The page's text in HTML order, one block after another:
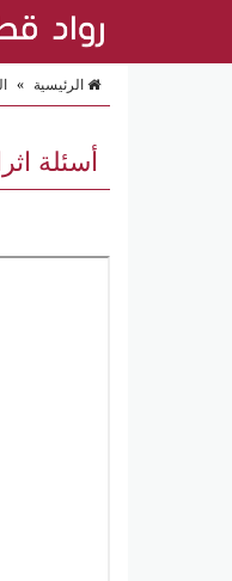
الرئيسية »
أسئلة